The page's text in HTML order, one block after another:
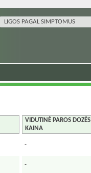
LIGOS PAGAL SIMPTOMUS
VIDUTINĖ PAROS DOZĖS
KAINA
-
-